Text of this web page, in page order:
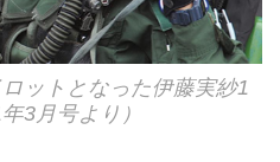
ットとなった伊藤実紗1
3月号より）